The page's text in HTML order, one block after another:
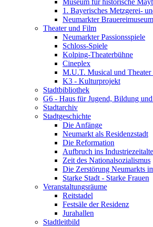
Museum für historische
1. Bayerisches Metzgerei-
Neumarkter Brauereimuseum
Theater und Film
Neumarkter Passionsspiele
Schloss-Spiele
Kolping-Theaterbühne
Cineplex
M.U.T. Musical und Theater
K3 - Kulturprojekt
Stadtbibliothek
G6 - Haus für Jugend, Bildung
Stadtarchiv
Stadtgeschichte
Die Anfänge
Neumarkt als Residenzstadt
Die Reformation
Aufbruch ins
Zeit des Nationalsozialismus
Die Zerstörung Neumarkts
Starke Stadt - Starke Frauen
Veranstaltungsräume
Reitstadel
Festsäle der Residenz
Jurahallen
Stadtleitbild